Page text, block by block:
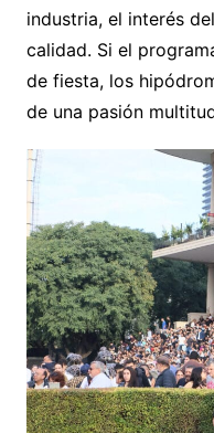
industria, el interés
calidad. Si el
de fiesta, los
de una pasión